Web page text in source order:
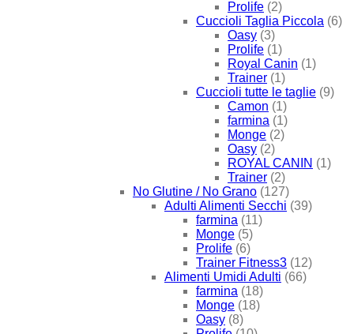
Prolife (2)
Cuccioli Taglia Piccola (6)
Oasy (3)
Prolife (1)
Royal Canin (1)
Trainer (1)
Cuccioli tutte le taglie (9)
Camon (1)
farmina (1)
Monge (2)
Oasy (2)
ROYAL CANIN (1)
Trainer (2)
No Glutine / No Grano (127)
Adulti Alimenti Secchi (39)
farmina (11)
Monge (5)
Prolife (6)
Trainer Fitness3 (12)
Alimenti Umidi Adulti (66)
farmina (18)
Monge (18)
Oasy (8)